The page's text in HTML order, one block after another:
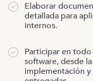
Elaborar
detallada para
internos.
Participar en
software, desde
implementación